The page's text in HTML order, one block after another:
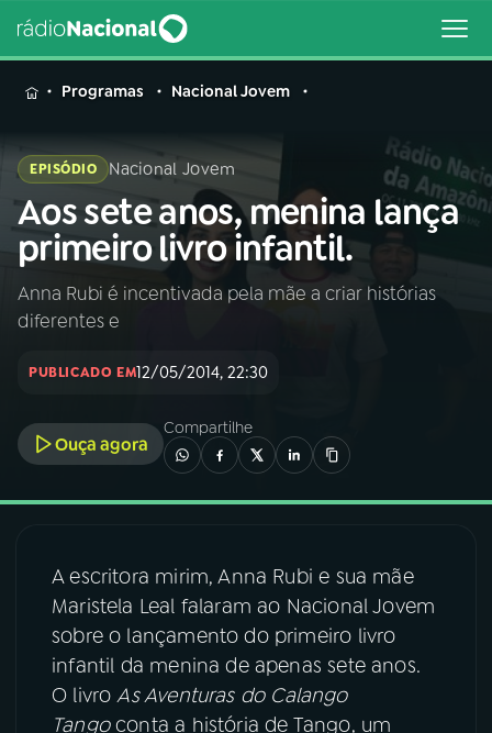
MENU
Buscar
na
Rádio
Nacional
Buscar
04 PROGRAMAS
05PODCASTS
Programas Nacional Jovem
EPISÓDIO Nacional Jovem
Aos sete anos, menina lança
primeiro livro infantil.
Anna Rubi é incentivada pela mãe a criar histórias
diferentes e
PUBLICADO EM12/05/2014, 22:30
Ouça agora
Compartilhe
A escritora mirim, Anna Rubi e sua mãe
Maristela Leal falaram ao Nacional Jovem
sobre o lançamento do primeiro livro
infantil da menina de apenas sete anos.
O livroAs Aventuras do Calango
Tangoconta a história de Tango, um